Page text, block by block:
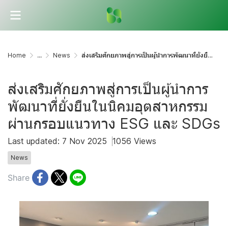
Home ... News ส่งเสริมศักยภาพสู่การเป็นผู้นำการพัฒนาที่ยั่งยืนในนิคมอุตสาหกรรมผ่านกรอบแนวทาง ESG และ SDGs
ส่งเสริมศักยภาพสู่การเป็นผู้นำการ
พัฒนาที่ยั่งยืนในนิคมอุตสาหกรรม
ผ่านกรอบแนวทาง ESG และ SDGs
Last updated: 7 Nov 2025 1056 Views
News
Share